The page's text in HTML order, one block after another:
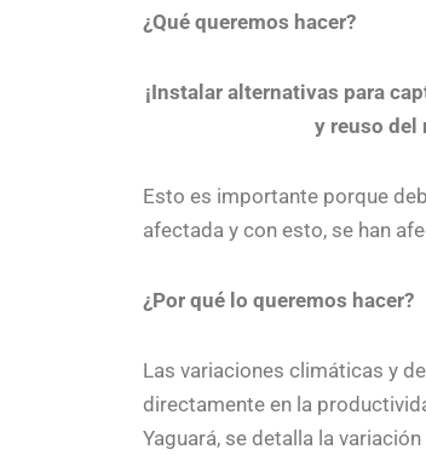
¿Qué queremos hacer?
¡Instalar alternativas para
y reuso del
Esto es importante porque
afectada y con esto, se han
¿Por qué lo queremos hacer?
Las variaciones climáticas y
directamente en la
Yaguará, se detalla la